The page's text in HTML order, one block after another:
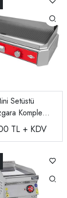
Setüstü
Komple
790x425x190
TL + KDV